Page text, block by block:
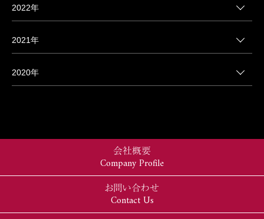
2022年
2021年
2020年
会社概要
Company Profile
お問い合わせ
Contact Us